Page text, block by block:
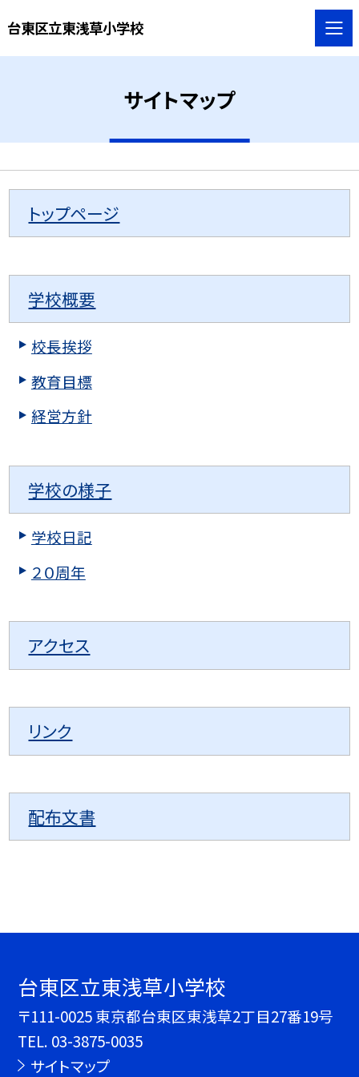
台東区立東浅草小学校
サイトマップ
トップページ
学校概要
校長挨拶
教育目標
経営方針
学校の様子
学校日記
２０周年
アクセス
リンク
配布文書
台東区立東浅草小学校
〒111-0025 東京都台東区東浅草2丁目27番19号
TEL. 03-3875-0035
サイトマップ